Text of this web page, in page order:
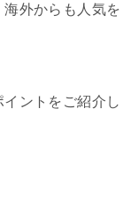
外からも人気を
ントをご紹介し